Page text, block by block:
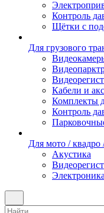
Контроль
Щётки с
Для грузового
Кабели и
Комплекты
Контроль
Для мото / квадро
Акустика
Электроника